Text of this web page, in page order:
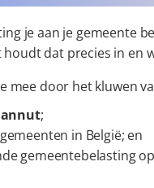
je aan je gemeente
dat precies in en
mee door het kluwen
;
in België; en
gemeentebelasting